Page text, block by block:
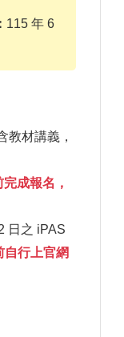
115 年 6
教材講義，
成報名，
日之 iPAS
自行上官網